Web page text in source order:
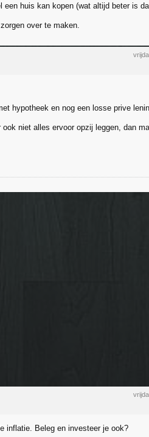
huis kan kopen (wat altijd beter is
over te maken.
hypotheek en nog een losse prive
niet alles ervoor opzij leggen, dan
inflatie. Beleg en investeer je ook?